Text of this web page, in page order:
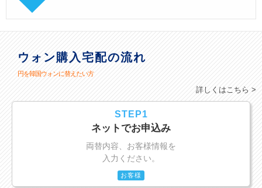
ウォン購入宅配の流れ
円を韓国ウォンに替えたい方
詳しくはこちら >
STEP1
ネットでお申込み
両替内容、お客様情報を
入力ください。
お客様